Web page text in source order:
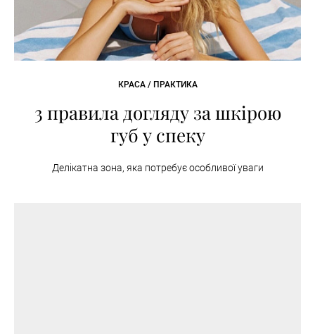
КРАСА / ПРАКТИКА
3 правила догляду за шкірою
губ у спеку
Делікатна зона, яка потребує особливої уваги